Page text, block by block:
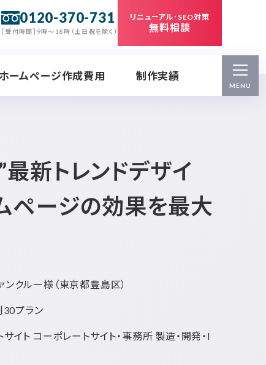
0120-370-731
［受付時間］9時～18時（土日祝を除く）
リニューアル･SEO対策
無料相談
ームページ作成費用 制作実績
MENU
新トレンドデザイ
ページの効果を最大
ンクルー様 （東京都豊島区）
プラン
イト コーポレートサイト・事務所 製造・開発・I